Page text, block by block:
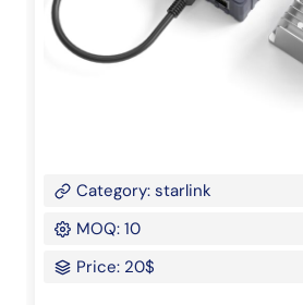
Category: starlink
MOQ: 10
Price: 20$